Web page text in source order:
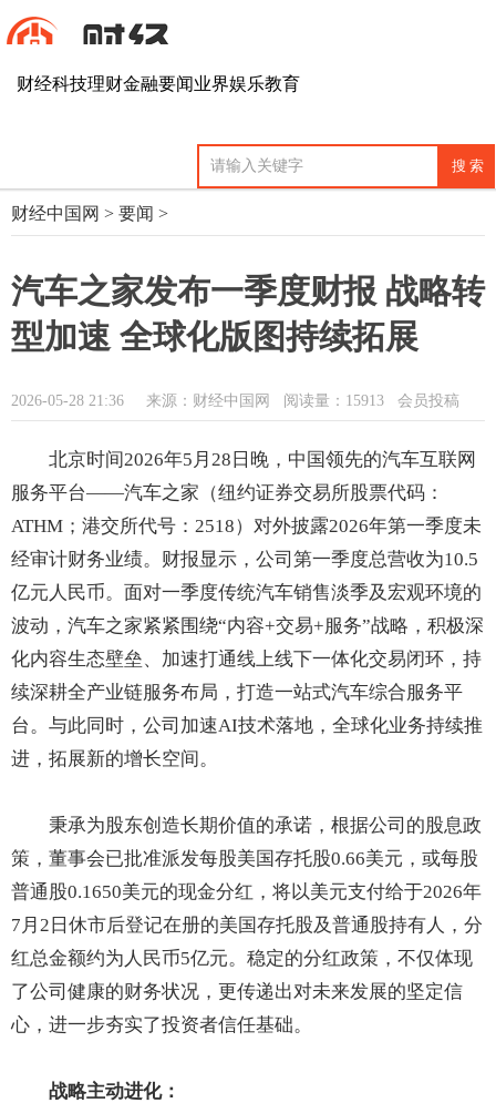
财经科技理财金融要闻业界娱乐教育
财经中国网 > 要闻 >
汽车之家发布一季度财报 战略转
型加速 全球化版图持续拓展
2026-05-28 21:36 来源：财经中国网 阅读量：15913 会员投稿
北京时间2026年5月28日晚，中国领先的汽车互联网
服务平台——汽车之家（纽约证券交易所股票代码：
ATHM；港交所代号：2518）对外披露2026年第一季度未
经审计财务业绩。财报显示，公司第一季度总营收为10.5
亿元人民币。面对一季度传统汽车销售淡季及宏观环境的
波动，汽车之家紧紧围绕“内容+交易+服务”战略，积极深
化内容生态壁垒、加速打通线上线下一体化交易闭环，持
续深耕全产业链服务布局，打造一站式汽车综合服务平
台。与此同时，公司加速AI技术落地，全球化业务持续推
进，拓展新的增长空间。
秉承为股东创造长期价值的承诺，根据公司的股息政
策，董事会已批准派发每股美国存托股0.66美元，或每股
普通股0.1650美元的现金分红，将以美元支付给于2026年
7月2日休市后登记在册的美国存托股及普通股持有人，分
红总金额约为人民币5亿元。稳定的分红政策，不仅体现
了公司健康的财务状况，更传递出对未来发展的坚定信
心，进一步夯实了投资者信任基础。
战略主动进化：